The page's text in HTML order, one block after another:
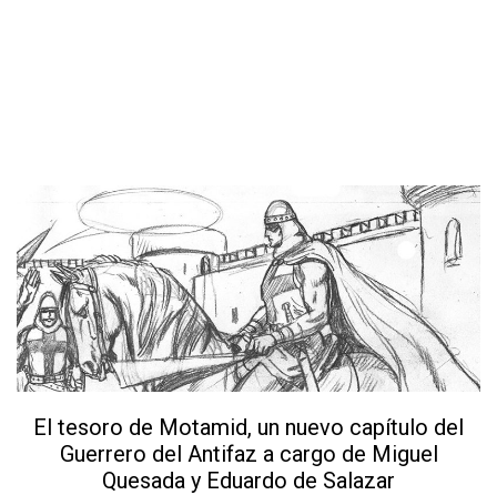
El tesoro de Motamid, un nuevo capítulo del
Guerrero del Antifaz a cargo de Miguel
Quesada y Eduardo de Salazar